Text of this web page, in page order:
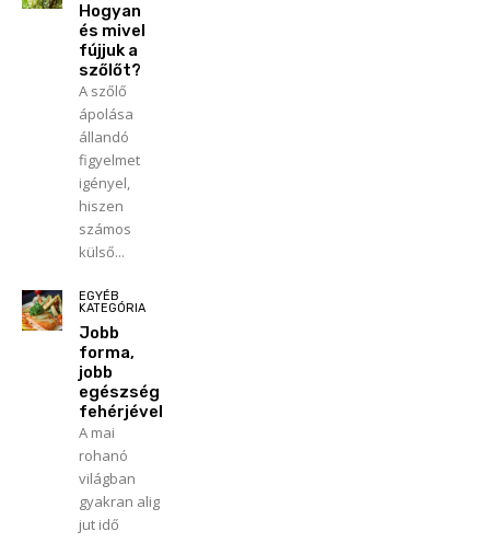
Hogyan
és mivel
fújjuk a
szőlőt?
A szőlő
ápolása
állandó
figyelmet
igényel,
hiszen
számos
külső...
EGYÉB
KATEGÓRIA
Jobb
forma,
jobb
egészség
fehérjével
A mai
rohanó
világban
gyakran alig
jut idő